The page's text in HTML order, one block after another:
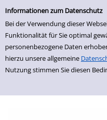
Einfache Suche
Informationen zum Datenschutz
Bei der Verwendung dieser
Funktionalität für Sie optimal
personenbezogene Daten
hierzu unsere allgemeine
Nutzung stimmen Sie diesen
zur Navigation springen
zum Inhalt springen
Zu den Suchfiltern springen
Zur Trefferliste springen